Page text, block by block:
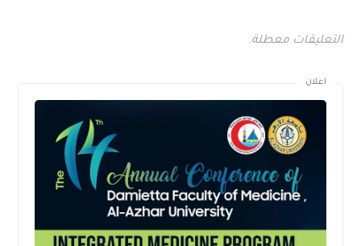
التعليقات معطلة.
اعلان